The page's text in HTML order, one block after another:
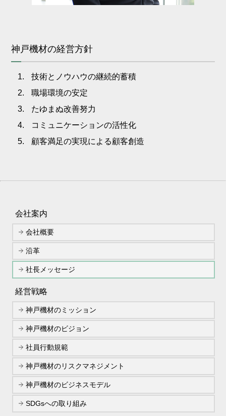
神戸機材の経営方針
技術とノウハウの継続的蓄積
職場環境の安定
たゆまぬ改善努力
コミュニケーションの活性化
顧客満足の実現による顧客創造
会社案内
会社概要
沿革
社長メッセージ
経営戦略
神戸機材のミッション
神戸機材のビジョン
社員行動規範
神戸機材のリスクマネジメント
神戸機材のビジネスモデル
SDGsへの取り組み